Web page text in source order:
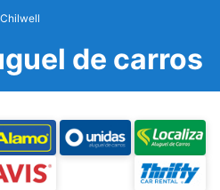
Chilwell
de carros